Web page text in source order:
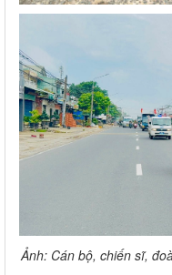
Ảnh: Cán bộ, chiến sĩ,